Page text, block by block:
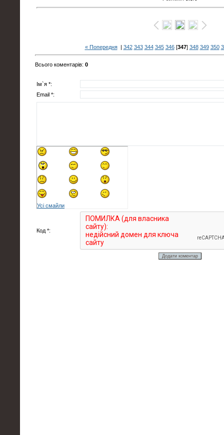
« Попередня| 342 343 344 345 346[347] 348 349 350
Всього коментарів: 0
Ім`я *:
Email *:
Усі смайли
Код *: